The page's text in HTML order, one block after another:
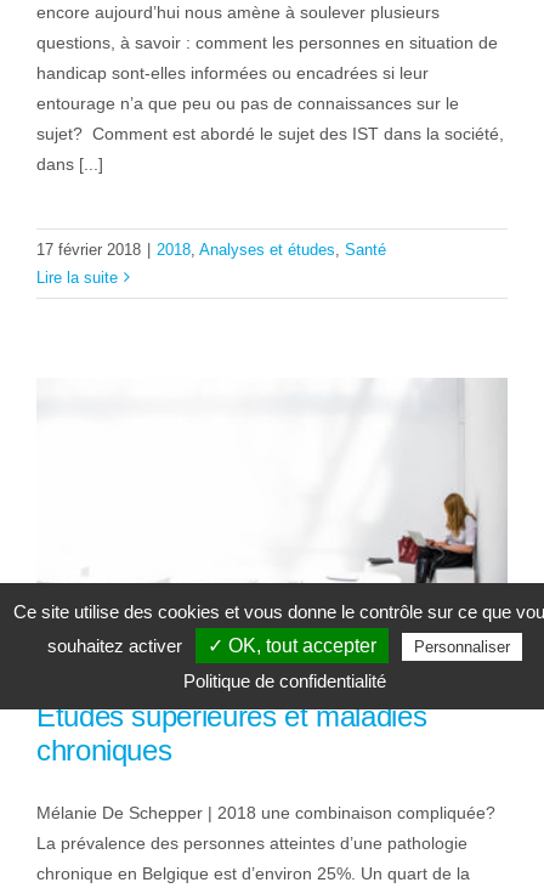
encore aujourd’hui nous amène à soulever plusieurs
questions, à savoir : comment les personnes en situation de
handicap sont-elles informées ou encadrées si leur
entourage n’a que peu ou pas de connaissances sur le
sujet? Comment est abordé le sujet des IST dans la société,
dans [...]
17 février 2018 2018 Analyses et études Santé
Lire la suite
Etudes supérieures et maladies
chroniques
Mélanie De Schepper | 2018 une combinaison compliquée?
La prévalence des personnes atteintes d’une pathologie
chronique en Belgique est d’environ 25%. Un quart de la
Ce site utilise des cookies et vous donne le contrôle sur ce que
souhaitez activer
✓ OK, tout accepter Personnaliser
Politique de confidentialité